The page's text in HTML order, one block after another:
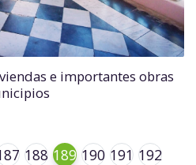
e importantes obras
188 189 190 191 192